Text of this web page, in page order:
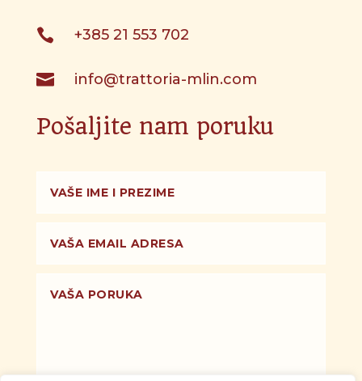
 +385 21 553 702
 info@trattoria-mlin.com
Pošaljite nam poruku